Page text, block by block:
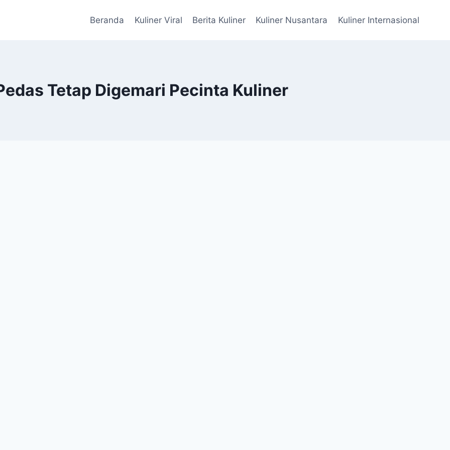
Beranda Kuliner Viral Berita Kuliner Kuliner Nusantara Kuliner Internasional
Tetap Digemari Pecinta Kuliner